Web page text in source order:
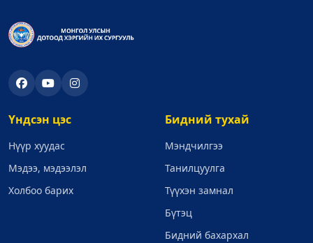
Үндсэн цэс
Нүүр хуудас
Мэдээ, мэдээлэл
Холбоо барих
Бидний тухай
Мэндчилгээ
Танилцуулга
Түүхэн замнал
Бүтэц
Бидний бахархал